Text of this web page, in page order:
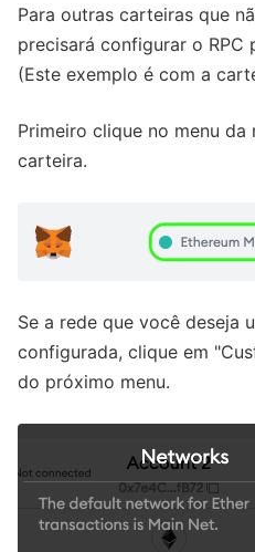
Para outras carteiras que
precisará configurar o RPC
(Este exemplo é com a
Primeiro clique no menu
carteira.
Se a rede que você deseja
configurada, clique em
do próximo menu.